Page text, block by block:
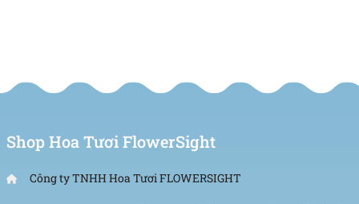
Shop Hoa Tươi FlowerSight
Công ty TNHH Hoa Tươi FLOWERSIGHT